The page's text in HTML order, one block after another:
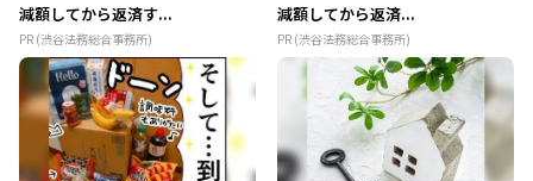
減額してから返済す...
PR (渋谷法務総合事務所)
減額してから返済...
PR (渋谷法務総合事務所)